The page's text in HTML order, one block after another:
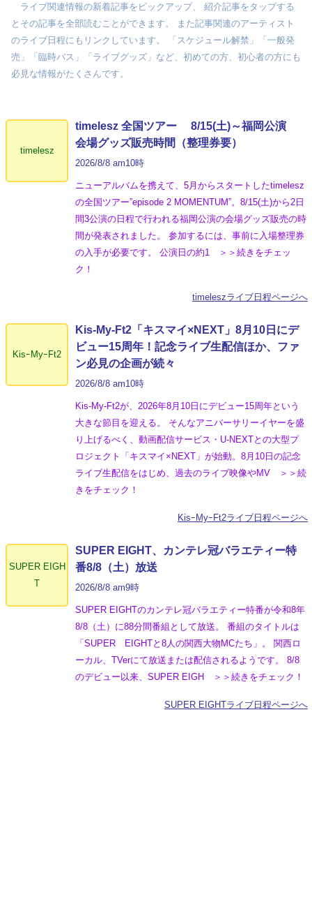
ライブ関連情報の新着記事をピックアップ、 紹介記事をタップする
とその記事を全部読むことができます。 また記事関連のアーティスト
のライブ日程にもリンクしています。 「スケジュール解禁」「一般発
売」「臨時バス」「ライブグッズ」など、初めての方、初心者の方にも
必見な情報がたくさんです。
timelesz
timelesz 全国ツアー 8/15(土)～福岡公演
会場グッズ販売時間（整理券要）
2026/8/8 am10時
ニューアルバムを携えて、5月からスタートしたtimelesz
の全国ツアー”episode 2 MOMENTUM”。8/15(土)から2日
間3公演の日程で行われる福岡公演の会場グッズ販売の時
間が発表されました。 参加するには、事前に入場整理券
の入手が必要です。 公演日の約1 ＞＞続きをチェッ
ク！
timeleszライブ日程ページへ
KisｰMyｰFt2
Kis-My-Ft2「キスマイ×NEXT」8月10日にデ
ビュー15周年！記念ライブ生配信ほか、ファ
ン必見の企画が続々
2026/8/8 am10時
Kis-My-Ft2が、2026年8月10日にデビュー15周年という
大きな節目を迎える。 そんなアニバーサリーイヤーを盛
り上げるべく、動画配信サービス・U-NEXTとの大型プ
ロジェクト「キスマイ×NEXT」が始動。8月10日の記念
ライブ生配信をはじめ、過去のライブ映像やMV ＞＞続
きをチェック！
KisｰMyｰFt2ライブ日程ページへ
SUPER EIGH
T
SUPER EIGHT、カンテレ冠バラエティー特
番8/8（土）放送
2026/8/8 am9時
SUPER EIGHTのカンテレ冠バラエティー特番が令和8年
8/8（土）に88分間番組として放送。 番組のタイトルは
「SUPER EIGHTと8人の関西大物MCたち」。 関西ロ
ーカル、TVerにて放送または配信されるようです。 8/8
のデビュー以来、SUPER EIGH ＞＞続きをチェック！
SUPER EIGHTライブ日程ページへ